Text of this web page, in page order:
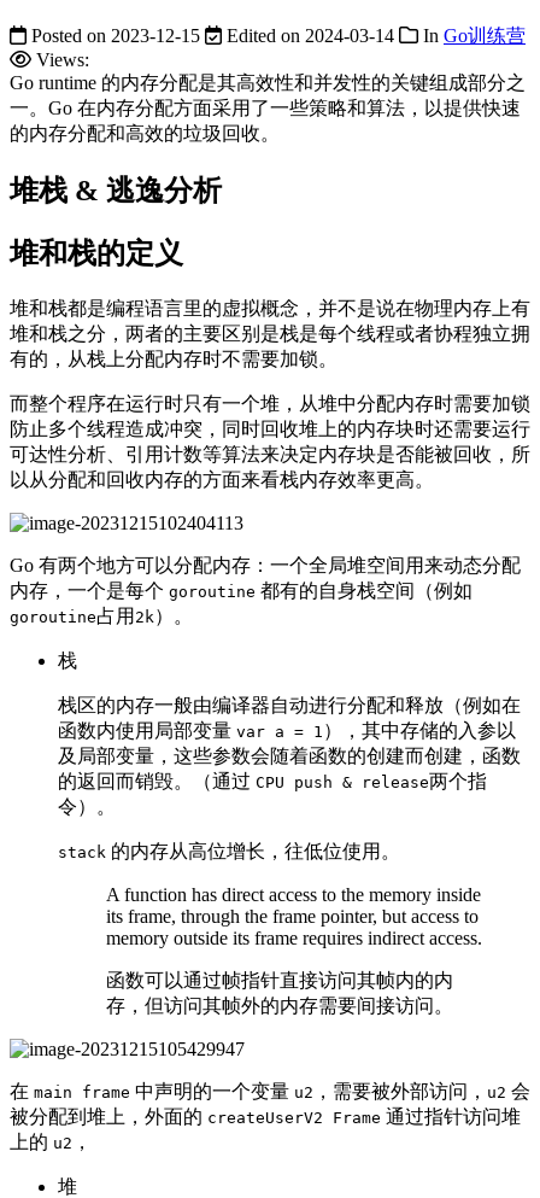
Posted on 2023-12-15 Edited on 2024-03-14 In Go训练营
Views:
Go runtime 的内存分配是其高效性和并发性的关键组成部分之
一。Go 在内存分配方面采用了一些策略和算法，以提供快速
的内存分配和高效的垃圾回收。
堆栈 & 逃逸分析
堆和栈的定义
堆和栈都是编程语言里的虚拟概念，并不是说在物理内存上有
堆和栈之分，两者的主要区别是栈是每个线程或者协程独立拥
有的，从栈上分配内存时不需要加锁。
而整个程序在运行时只有一个堆，从堆中分配内存时需要加锁
防止多个线程造成冲突，同时回收堆上的内存块时还需要运行
可达性分析、引用计数等算法来决定内存块是否能被回收，所
以从分配和回收内存的方面来看栈内存效率更高。
Go 有两个地方可以分配内存：一个全局堆空间用来动态分配
内存，一个是每个 goroutine 都有的自身栈空间（例如
goroutine占用 2k ）。
栈
栈区的内存一般由编译器自动进行分配和释放（例如在
函数内使用局部变量 var a = 1 ），其中存储的入参以
及局部变量，这些参数会随着函数的创建而创建，函数
的返回而销毁。（通过 CPU push & release两个指
令）。
stack 的内存从高位增长，往低位使用。
A function has direct access to the memory inside
its frame, through the frame pointer, but access to
memory outside its frame requires indirect access.
函数可以通过帧指针直接访问其帧内的内
存，但访问其帧外的内存需要间接访问。
在 main frame 中声明的一个变量 u2 ，需要被外部访问， u2 会
被分配到堆上，外面的 createUserV2 Frame 通过指针访问堆
上的 u2 ，
堆